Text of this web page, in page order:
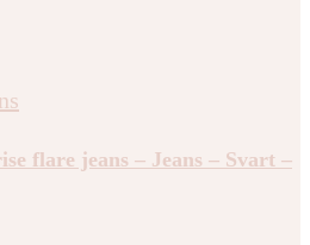
flare jeans – Jeans – Svart –